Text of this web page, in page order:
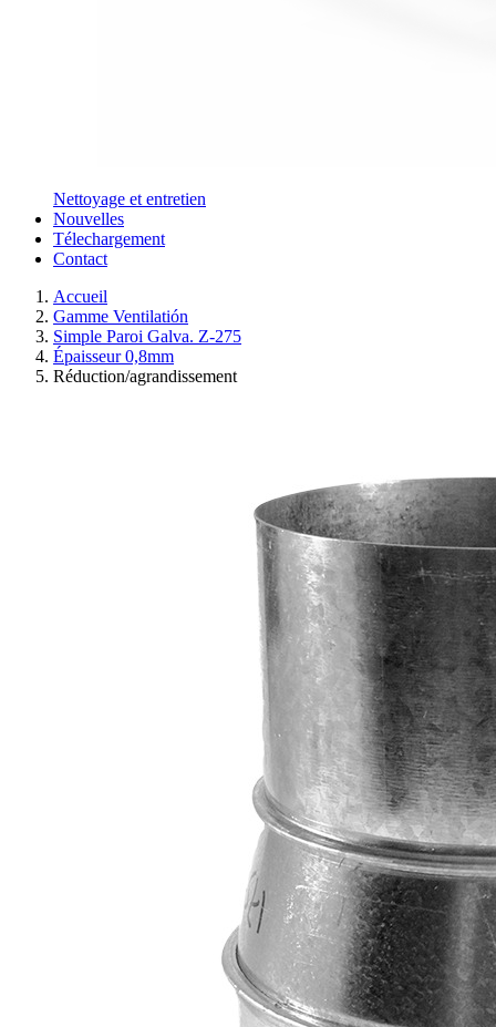
Nettoyage et entretien
Nouvelles
Télechargement
Contact
Accueil
Gamme Ventilatión
Simple Paroi Galva. Z-275
Épaisseur 0,8mm
Réduction/agrandissement